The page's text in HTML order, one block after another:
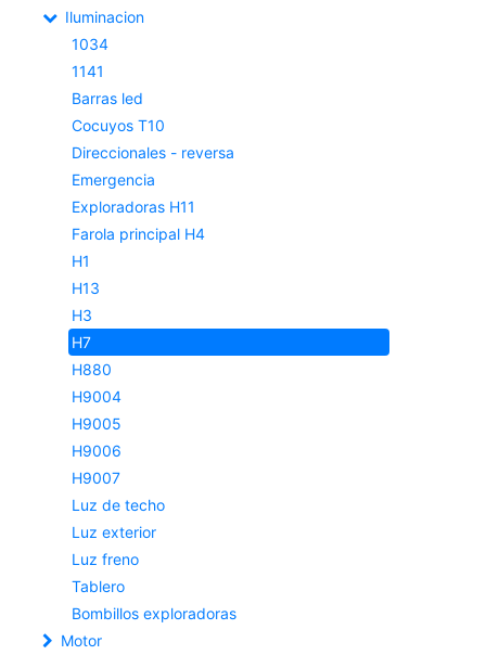
Iluminacion
1034
1141
Barras led
Cocuyos T10
Direccionales - reversa
Emergencia
Exploradoras H11
Farola principal H4
H1
H13
H3
H7
H880
H9004
H9005
H9006
H9007
Luz de techo
Luz exterior
Luz freno
Tablero
Bombillos exploradoras
Motor